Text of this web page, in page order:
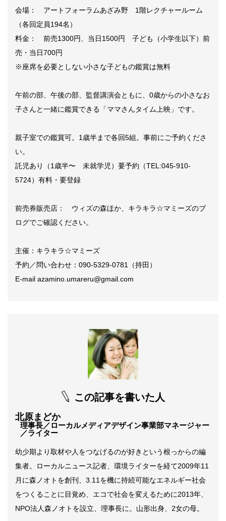
会場： アートフォーラムあざみ野 1階レクチャールーム
（各回定員194名）
料金： 前売1300円、当日1500円 子ども（小学生以下）前
売・当日700円
※座席を必要としない小さな子どもの鑑賞は無料
午前の部、午後の部、監督講演会ともに、0歳からの小さなお
子さんと一緒に鑑賞できる「ママさんタイム上映」です。
親子室での鑑賞可。1歳半まで各回5組。事前にご予約くださ
い。
託児あり（1歳半〜 未就学児）要予約（TEL:045-910-
5724）有料・要登録
前売券販売店： ウィズの森ほか、キラキラ☆マミーズのブ
ログでご確認ください。
主催：キラキラ☆マミーズ
予約／問い合わせ：090-5329-0781（持田）
E-mail azamino.umareru@gmail.com
この記事を書いた人
北原まどか
理事長／ローカルメディアデザイン事業部マネージャー
／ライター
幼少期より取材や人をつなげるのが好きという根っからの編
集者。ローカルニュース記者、環境ライターを経て2009年11
月に森ノオトを創刊、3.11を機に持続可能なエネルギー社会
をつくることに目覚め、エコで社会を変えるために2013年、
NPO法人森ノオトを設立、理事長に。山形出身、2女の母。